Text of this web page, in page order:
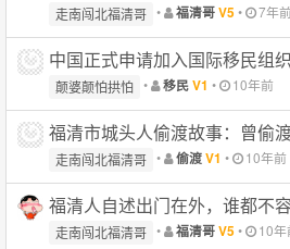
走南闯北福清哥 • 福清哥V5 • 7年前
中国正式申请加入国际移民组织
颠婆颠怕拱怕 • 移民V1 • 10年前
福清市城头人偷渡故事：曾偷
走南闯北福清哥 • 偷渡V1 • 10年前
福清人自述出门在外，谁都不容
走南闯北福清哥 • 福清哥V5 • 10年